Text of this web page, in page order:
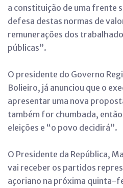
a constituição de uma frente
defesa destas normas de
remunerações dos
públicas”.
O presidente do Governo
Bolieiro, já anunciou que o
apresentar uma nova
também for chumbada,
eleições e “o povo decidirá”.
O Presidente da República,
vai receber os partidos
açoriano na próxima quinta-